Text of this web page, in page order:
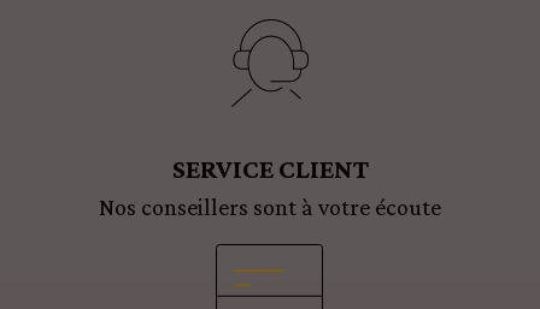
SERVICE CLIENT
Nos conseillers sont à votre écoute